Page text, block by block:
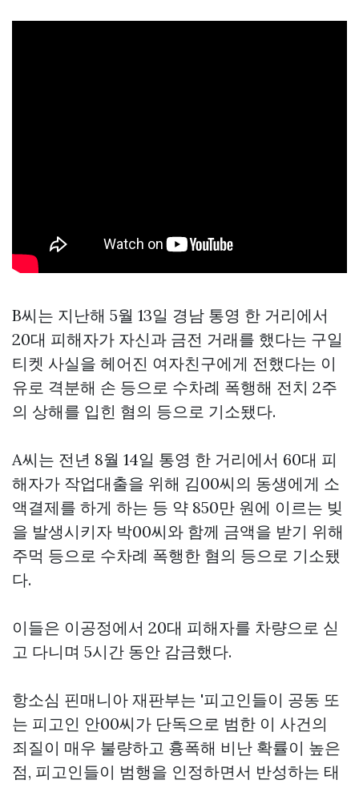
B씨는 지난해 5월 13일 경남 통영 한 거리에서
20대 피해자가 자신과 금전 거래를 했다는 구일
티켓 사실을 헤어진 여자친구에게 전했다는 이
유로 격분해 손 등으로 수차례 폭행해 전치 2주
의 상해를 입힌 혐의 등으로 기소됐다.
A씨는 전년 8월 14일 통영 한 거리에서 60대 피
해자가 작업대출을 위해 김00씨의 동생에게 소
액결제를 하게 하는 등 약 850만 원에 이르는 빚
을 발생시키자 박00씨와 함께 금액을 받기 위해
주먹 등으로 수차례 폭행한 혐의 등으로 기소됐
다.
이들은 이공정에서 20대 피해자를 차량으로 싣
고 다니며 5시간 동안 감금했다.
항소심 핀매니아 재판부는 '피고인들이 공동 또
는 피고인 안00씨가 단독으로 범한 이 사건의
죄질이 매우 불량하고 흉폭해 비난 확률이 높은
점, 피고인들이 범행을 인정하면서 반성하는 태